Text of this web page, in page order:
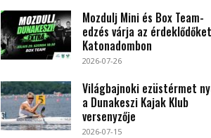
Mozdulj Mini és Box Team-
edzés várja az
Katonadombon
2026-07-26
Világbajnoki ezüstérmet
a Dunakeszi Kajak Klub
versenyzője
2026-07-15